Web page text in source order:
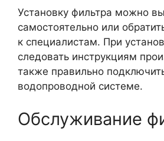
Установку фильтра можно
самостоятельно или
к специалистам. При
следовать инструкциям
также правильно
водопроводной системе.
Обслуживание